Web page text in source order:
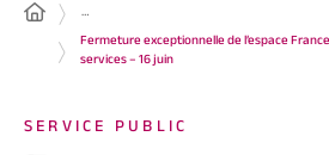
…
Fermeture exceptionnelle de l’espace France
services – 16 juin
SERVICE PUBLIC